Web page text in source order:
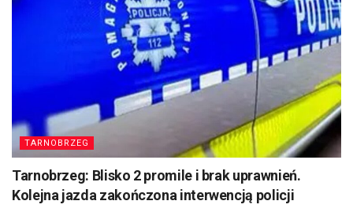
TARNOBRZEG
Tarnobrzeg: Blisko 2 promile i brak uprawnień.
Kolejna jazda zakończona interwencją policji